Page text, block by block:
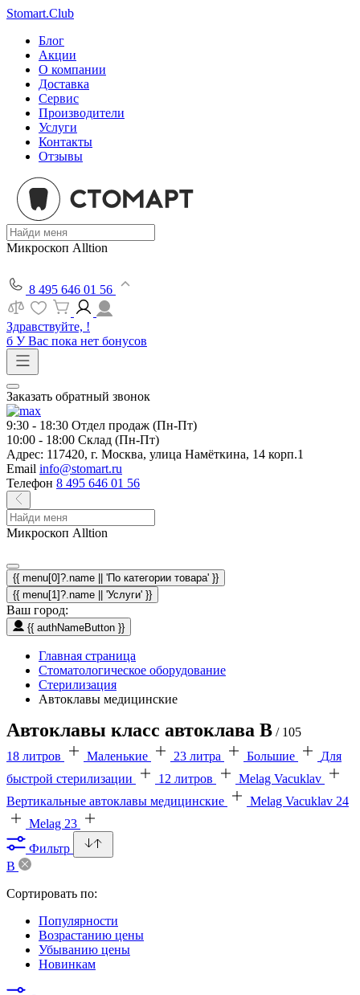
Stomart.Club
Блог
Акции
О компании
Доставка
Сервис
Производители
Услуги
Контакты
Отзывы
Микроскоп Alltion
8 495 646 01 56
Здравствуйте, !
б У Вас пока нет бонусов
Заказать обратный звонок
9:30 - 18:30 Отдел продаж (Пн-Пт)
10:00 - 18:00 Склад (Пн-Пт)
Адрес: 117420, г. Москва, улица Намёткина, 14 корп.1
Email info@stomart.ru
Телефон 8 495 646 01 56
Микроскоп Alltion
{{ menu[0]?.name || 'По категории товара' }}
{{ menu[1]?.name || 'Услуги' }}
Ваш город:
{{ authNameButton }}
Главная страница
Стоматологическое оборудование
Стерилизация
Автоклавы медицинские
Автоклавы класс автоклава B / 105
18 литров
Маленькие 23 литра Большие
Для
быстрой стерилизации
12 литров
Melag Vacuklav
Вертикальные автоклавы медицинские
Melag Vacuklav 24
Melag 23
Фильтр
B
Сортировать по:
Популярности
Возрастанию цены
Убыванию цены
Новинкам